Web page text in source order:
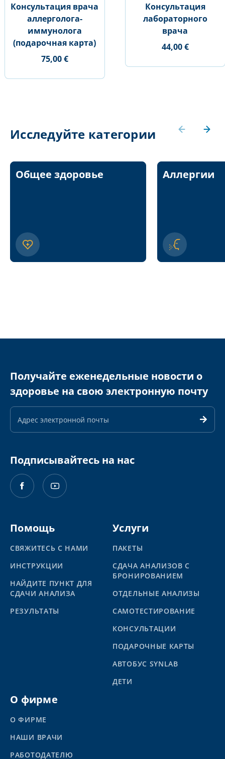
Консультация врача
аллерголога-
иммунолога
(подарочная карта)
75,00 €
Консультация
лабораторного
врача
44,00 €
Исследуйте категории
Общее здоровье Аллергии
Получайте еженедельные новости о
здоровье на свою электронную почту
Адрес
почты
Подписывайтесь на нас
Помощь
СВЯЖИТЕСЬ С НАМИ
ИНСТРУКЦИИ
НАЙДИТЕ ПУНКТ ДЛЯ
СДАЧИ АНАЛИЗА
PЕЗУЛЬТАТЫ
Услуги
ПАКЕТЫ
СДАЧА АНАЛИЗОВ С
БРОНИРОВАНИЕМ
ОТДЕЛЬНЫЕ АНАЛИЗЫ
САМОТЕСТИРОВАНИЕ
КОНСУЛЬТАЦИИ
ПОДАРОЧНЫЕ КАРТЫ
АВТОБУС SYNLAB
ДЕТИ
О фирме
О ФИРМЕ
НАШИ ВРАЧИ
РАБОТОДАТЕЛЮ